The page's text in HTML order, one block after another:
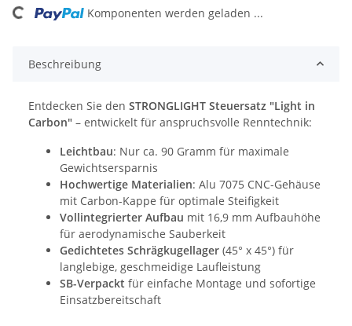
Komponenten werden geladen ...
Beschreibung
Entdecken Sie den STRONGLIGHT Steuersatz "Light in
Carbon" – entwickelt für anspruchsvolle Renntechnik:
Leichtbau: Nur ca. 90 Gramm für maximale
Gewichtsersparnis
Hochwertige Materialien: Alu 7075 CNC-Gehäuse
mit Carbon-Kappe für optimale Steifigkeit
Vollintegrierter Aufbau mit 16,9 mm Aufbauhöhe
für aerodynamische Sauberkeit
Gedichtetes Schrägkugellager (45° x 45°) für
langlebige, geschmeidige Laufleistung
SB-Verpackt für einfache Montage und sofortige
Einsatzbereitschaft